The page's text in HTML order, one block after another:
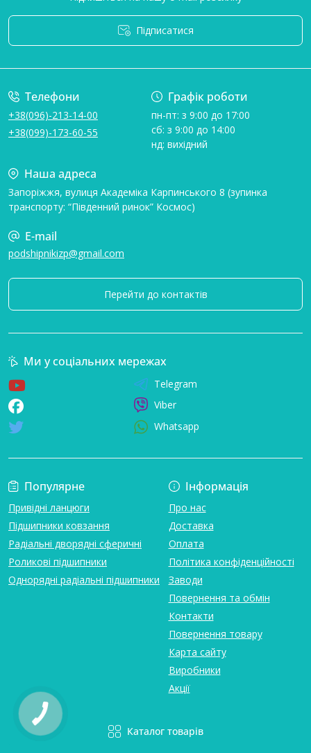
Підписатися
Телефони
+38(096)-213-14-00
+38(099)-173-60-55
Графік роботи
пн-пт: з 9:00 до 17:00
сб: з 9:00 до 14:00
нд: вихідний
Наша адреса
Запоріжжя, вулиця Академіка Карпинського 8 (зупинка
транспорту: “Південний ринок” Космос)
E-mail
podshipnikizp@gmail.com
Перейти до контактів
Популярне
Привідні ланцюги
Підшипники ковзання
Радіальні дворядні сферичні
Роликові підшипники
Однорядні радіальні підшипники
Інформація
Про нас
Доставка
Оплата
Політика конфіденційності
Заводи
Повернення та обмін
Контакти
Повернення товару
Карта сайту
Виробники
Акції
Каталог товарів
Ми у соціальних мережах
Telegram
Viber
Whatsapp